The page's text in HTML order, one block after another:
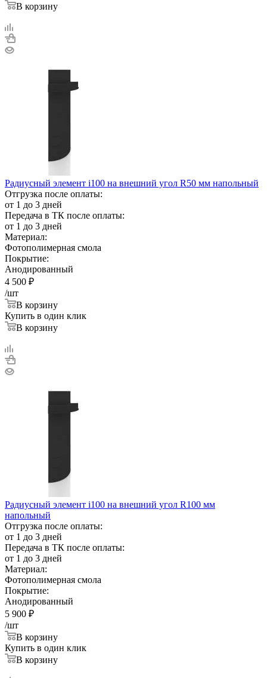
В корзину
Радиусный элемент i100 на внешний угол R50 мм напольный
Отгрузка после оплаты:
от 1 до 3 дней
Передача в ТК после оплаты:
от 1 до 3 дней
Материал:
Фотополимерная смола
Покрытие:
Анодированный
4 500 ₽
/шт
В корзину
Купить в один клик
В корзину
Радиусный элемент i100 на внешний угол R100 мм
напольный
Отгрузка после оплаты:
от 1 до 3 дней
Передача в ТК после оплаты:
от 1 до 3 дней
Материал:
Фотополимерная смола
Покрытие:
Анодированный
5 900 ₽
/шт
В корзину
Купить в один клик
В корзину